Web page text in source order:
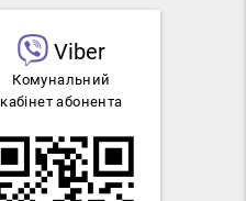
Viber
Комунальний
кабінет абонента